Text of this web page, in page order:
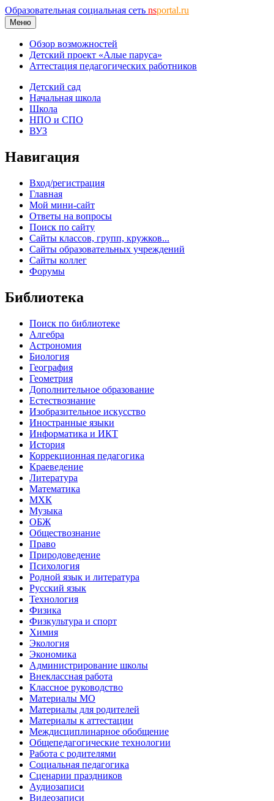
Образовательная социальная сеть nsportal.ru
Меню
Обзор возможностей
Детский проект «Алые паруса»
Аттестация педагогических работников
Детский сад
Начальная школа
Школа
НПО и СПО
ВУЗ
Навигация
Вход/регистрация
Главная
Мой мини-сайт
Ответы на вопросы
Поиск по сайту
Сайты классов, групп, кружков...
Сайты образовательных учреждений
Сайты коллег
Форумы
Библиотека
Поиск по библиотеке
Алгебра
Астрономия
Биология
География
Геометрия
Дополнительное образование
Естествознание
Изобразительное искусство
Иностранные языки
Информатика и ИКТ
История
Коррекционная педагогика
Краеведение
Литература
Математика
МХК
Музыка
ОБЖ
Обществознание
Право
Природоведение
Психология
Родной язык и литература
Русский язык
Технология
Физика
Физкультура и спорт
Химия
Экология
Экономика
Администрирование школы
Внеклассная работа
Классное руководство
Материалы МО
Материалы для родителей
Материалы к аттестации
Междисциплинарное обобщение
Общепедагогические технологии
Работа с родителями
Социальная педагогика
Сценарии праздников
Аудиозаписи
Видеозаписи